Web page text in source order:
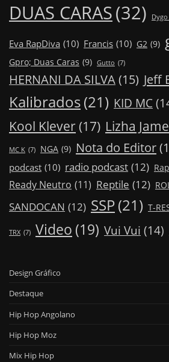
DUAS CARAS(32)
Eva RapDiva (10) Francis (10) G2 (9)
Gpro; Duas Caras (9) Gutto (7)
HERNANI DA SILVA(15) Jeff
Kalibrados(21) KID MC
Kool Klever (17) Lizha
MC K (7) NGA (9) Nota do Editor
podcast (10) radio podcast (12)
Ready Neutro (11) Reptile (12)
SANDOCAN (12) SSP(21) T-
TRX (7) Video (19) Vui Vui (14)
Design Gráfico
Destaque
Hip Hop Angolano
Hip Hop Moz
Mix Hip Hop